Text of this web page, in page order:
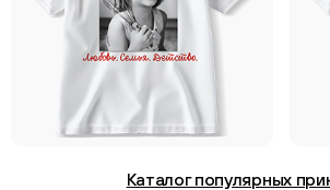
Каталог популярных